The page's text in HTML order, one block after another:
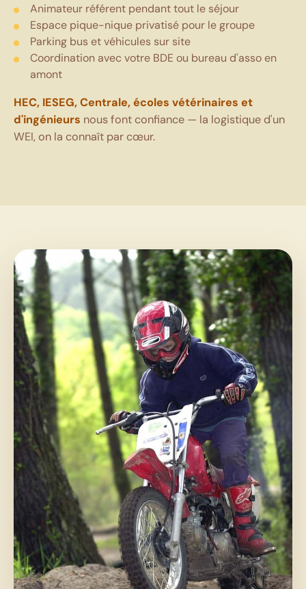
Animateur référent pendant tout le séjour
Espace pique-nique privatisé pour le groupe
Parking bus et véhicules sur site
Coordination avec votre BDE ou bureau d'asso en
amont
HEC, IESEG, Centrale, écoles vétérinaires et
d'ingénieurs nous font confiance — la logistique d'un
WEI, on la connaît par cœur.